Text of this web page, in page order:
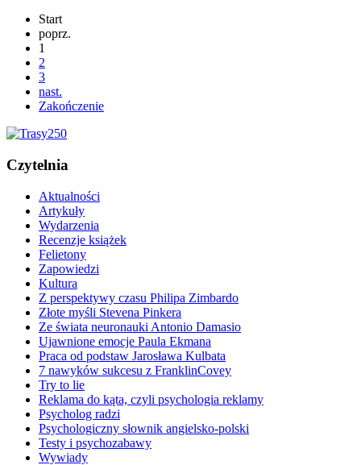
Start
poprz.
1
2
3
nast.
Zakończenie
Czytelnia
Aktualności
Artykuły
Wydarzenia
Recenzje książek
Felietony
Zapowiedzi
Kultura
Z perspektywy czasu Philipa Zimbardo
Złote myśli Stevena Pinkera
Ze świata neuronauki Antonio Damasio
Ujawnione emocje Paula Ekmana
Praca od podstaw Jarosława Kulbata
7 nawyków sukcesu z FranklinCovey
Try to lie
Reklama do kąta, czyli psychologia reklamy
Psycholog radzi
Psychologiczny słownik angielsko-polski
Testy i psychozabawy
Wywiady